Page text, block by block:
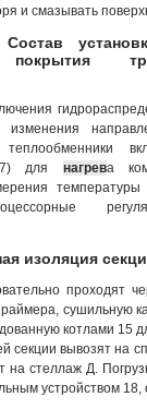
и смазывать
покрытия
7) для нагрева
температуры
изоляция
проходят
сушильную
котлами 15
секции вывозят на
на стеллаж Д.
устройством 18,